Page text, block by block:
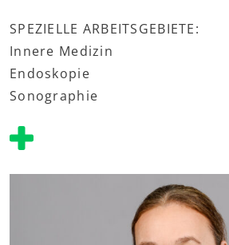
SPEZIELLE ARBEITSGEBIETE:
Innere Medizin
Endoskopie
Sonographie